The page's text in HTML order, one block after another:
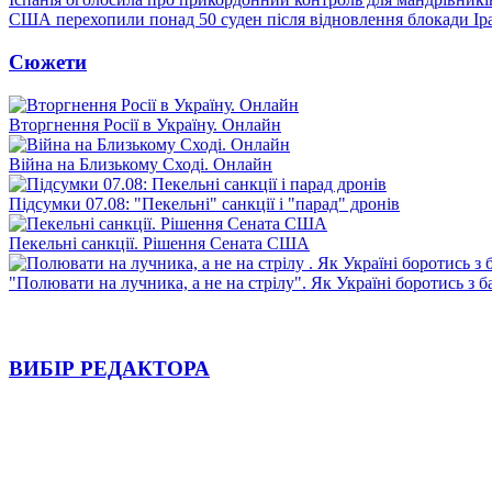
США перехопили понад 50 суден після відновлення блокади
Сюжети
Вторгнення Росії в Україну. Онлайн
Війна на Близькому Сході. Онлайн
Підсумки 07.08: "Пекельні" санкції і "парад" дронів
Пекельні санкції. Рішення Сената США
"Полювати на лучника, а не на стрілу". Як Україні боротись з
ВИБІР РЕДАКТОРА